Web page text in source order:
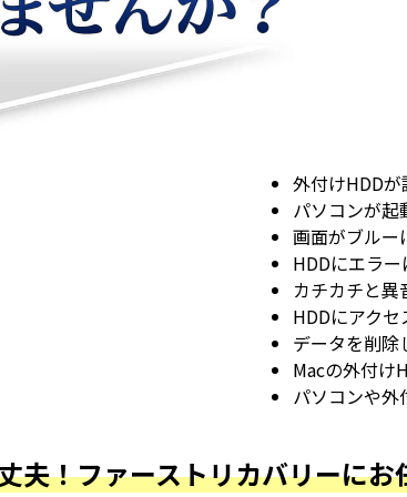
外付けHDDが
パソコンが起
画面がブルー
HDDにエラー
カチカチと異
HDDにアクセ
データを削除
Macの外付け
パソコンや外
夫！ファーストリカバリーにお